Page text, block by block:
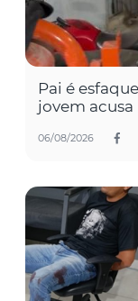
Pai é
jovem
06/08/2026